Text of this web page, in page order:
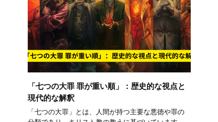
「七つの大罪 罪が重い順」：歴史的な視点と
現代的な解釈
「七つの大罪」とは、人間が持つ主要な悪徳や罪の